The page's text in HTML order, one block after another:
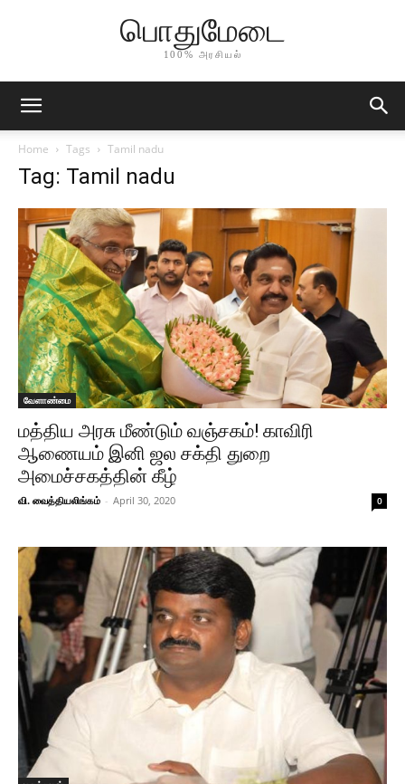
பொதுமேடை
100% அரசியல்
Home Tags Tamil nadu
Tag: Tamil nadu
வேளாண்மை
மத்திய அரசு மீண்டும் வஞ்சகம்! காவிரி
ஆணையம் இனி ஜல சக்தி துறை
அமைச்சகத்தின் கீழ்
வி. வைத்தியலிங்கம் - April 30, 2020 0